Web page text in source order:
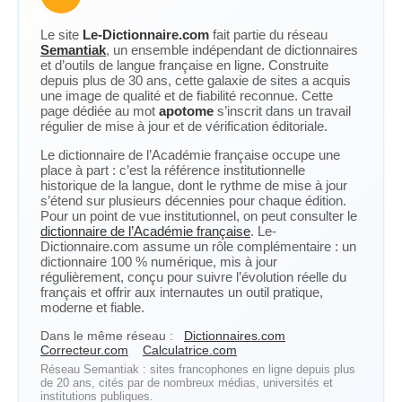
Le site Le-Dictionnaire.com fait partie du réseau
Semantiak, un ensemble indépendant de dictionnaires
et d’outils de langue française en ligne. Construite
depuis plus de 30 ans, cette galaxie de sites a acquis
une image de qualité et de fiabilité reconnue. Cette
page dédiée au mot apotome s’inscrit dans un travail
régulier de mise à jour et de vérification éditoriale.
Le dictionnaire de l’Académie française occupe une
place à part : c’est la référence institutionnelle
historique de la langue, dont le rythme de mise à jour
s’étend sur plusieurs décennies pour chaque édition.
Pour un point de vue institutionnel, on peut consulter le
dictionnaire de l’Académie française. Le-
Dictionnaire.com assume un rôle complémentaire : un
dictionnaire 100 % numérique, mis à jour
régulièrement, conçu pour suivre l’évolution réelle du
français et offrir aux internautes un outil pratique,
moderne et fiable.
Dans le même réseau :
Dictionnaires.com
Correcteur.com
Calculatrice.com
Réseau Semantiak : sites francophones en ligne depuis plus
de 20 ans, cités par de nombreux médias, universités et
institutions publiques.